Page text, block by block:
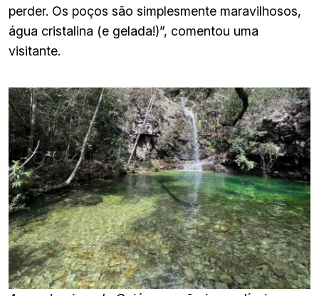
perder. Os poços são simplesmente maravilhosos,
água cristalina (e gelada!)”, comentou uma
visitante.